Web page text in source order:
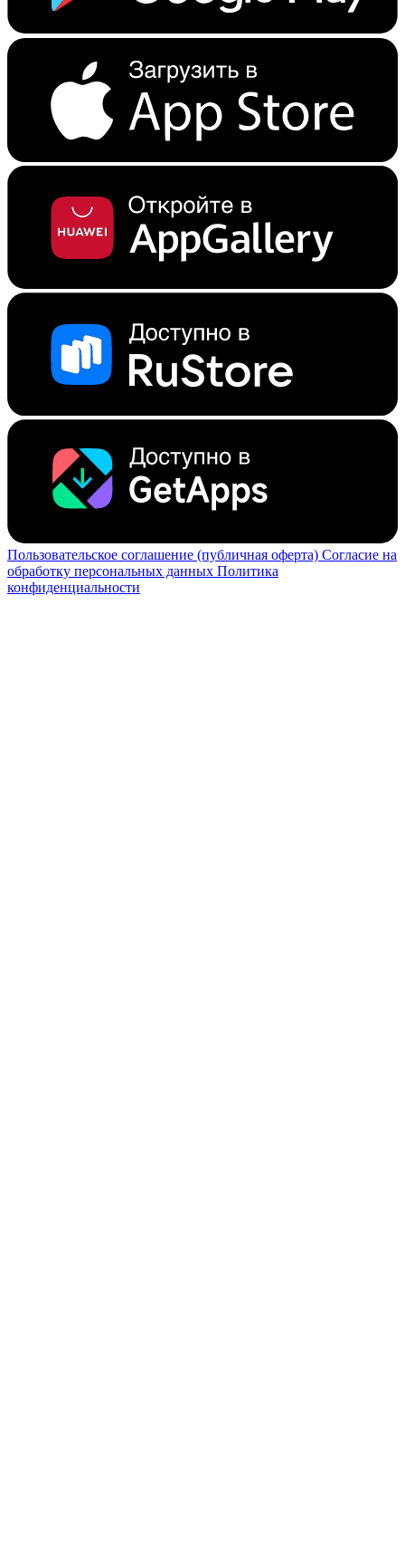
Пользовательское соглашение (публичная оферта) Согласие на
обработку персональных данных Политика
конфиденциальности